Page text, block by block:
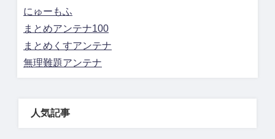
にゅーもふ
まとめアンテナ100
まとめくすアンテナ
無理難題アンテナ
人気記事